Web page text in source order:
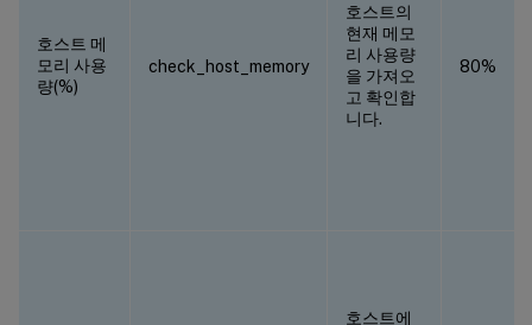
호스트 메
모리 사용
량(%)
check_host_memory
호스트의
현재 메모
리 사용량
을 가져오
고 확인합
니다.
80%
호스트에